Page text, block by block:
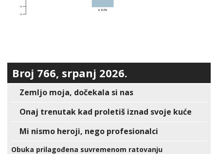
Broj 766, srpanj 2026.
Zemljo moja, dočekala si nas
Onaj trenutak kad proletiš iznad svoje kuće
Mi nismo heroji, nego profesionalci
Obuka prilagođena suvremenom ratovanju